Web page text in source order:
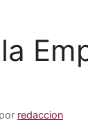
por redaccion